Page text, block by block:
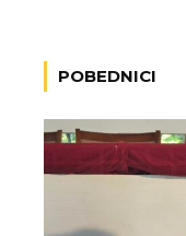
POBEDNICI